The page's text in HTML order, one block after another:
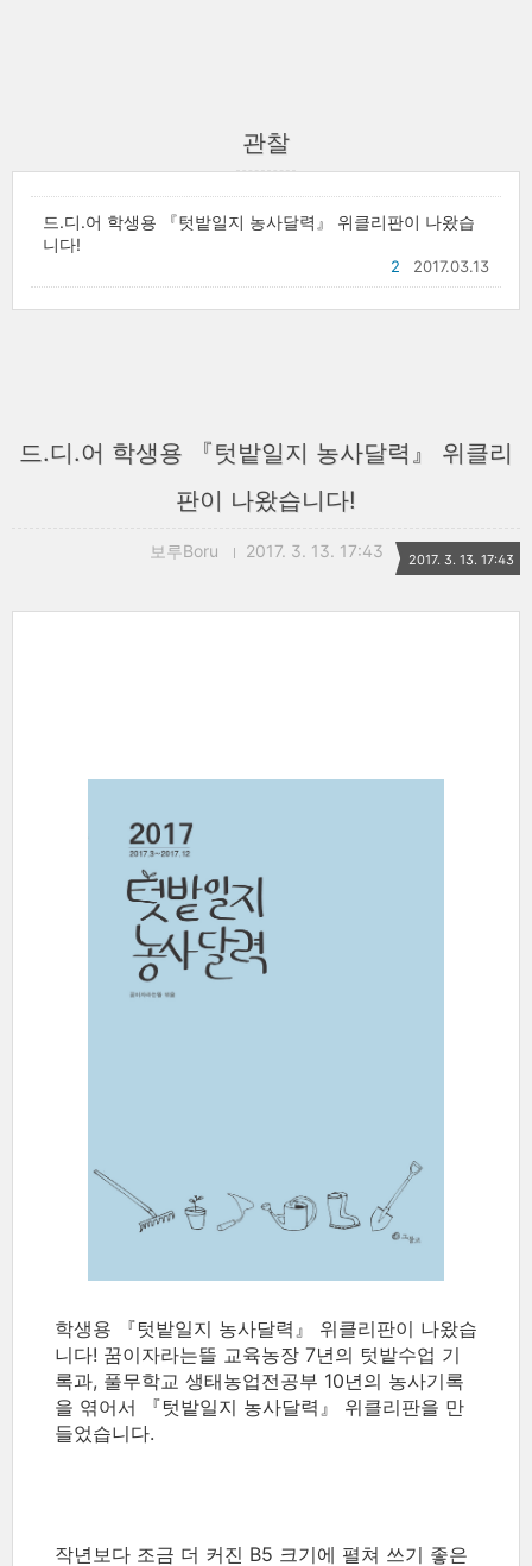
관찰
드.디.어 학생용 『텃밭일지 농사달력』 위클리판이 나왔습
니다!
2017.03.13
2
드.디.어 학생용 『텃밭일지 농사달력』 위클리
판이 나왔습니다!
보루Boru 2017. 3. 13. 17:43 2017. 3. 13. 17:43
학생용 『텃밭일지 농사달력』 위클리판이 나왔습
니다! 꿈이자라는뜰 교육농장 7년의 텃밭수업 기
록과, 풀무학교 생태농업전공부 10년의 농사기록
을 엮어서 『텃밭일지 농사달력』 위클리판을 만
들었습니다.
작년보다 조금 더 커진 B5 크기에 펼쳐 쓰기 좋은